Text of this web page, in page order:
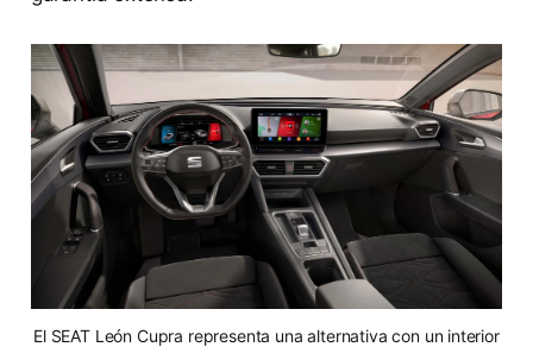
El SEAT León Cupra representa una alternativa con un interior